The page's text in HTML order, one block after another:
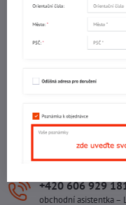
Sídlo provozovny
Malotova 5264
Areál Svit Zlín
113. budova
760 01 ZLÍN
+420 602 781
Ing. Vojtěch Lečbych
+420 606 929
obchodní asistentka –